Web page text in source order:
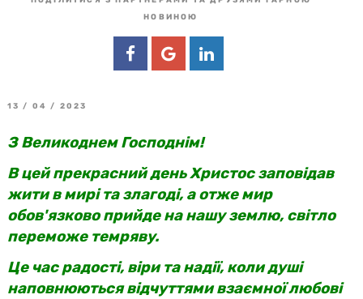
НОВИНОЮ
13 / 04 / 2023
З Великоднем Господнім!
В цей прекрасний день Христос заповідав
жити в мирі та злагоді, а отже мир
обов'язково прийде на нашу землю, світло
переможе темряву.
Це час радості, віри та надії, коли душі
наповнюються відчуттями взаємної любові